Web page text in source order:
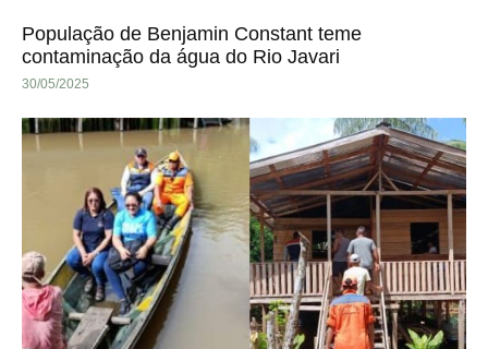
População de Benjamin Constant teme
contaminação da água do Rio Javari
30/05/2025